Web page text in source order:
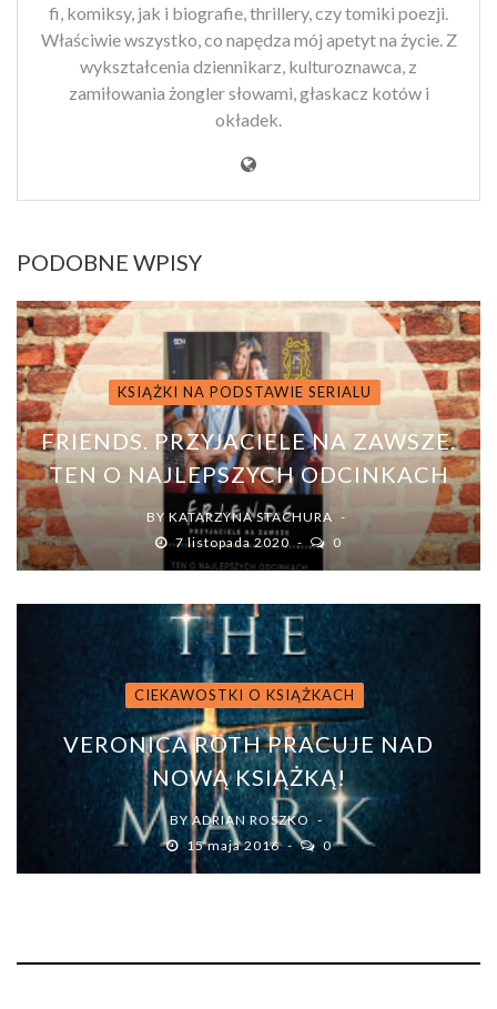
fi, komiksy, jak i biografie, thrillery, czy tomiki poezji.
Właściwie wszystko, co napędza mój apetyt na życie. Z
wykształcenia dziennikarz, kulturoznawca, z
zamiłowania żongler słowami, głaskacz kotów i
okładek.
PODOBNE WPISY
KSIĄŻKI NA PODSTAWIE SERIALU
FRIENDS. PRZYJACIELE NA ZAWSZE.
TEN O NAJLEPSZYCH ODCINKACH
BY KATARZYNA STACHURA
7 listopada 2020
0
CIEKAWOSTKI O KSIĄŻKACH
VERONICA ROTH PRACUJE NAD
NOWĄ KSIĄŻKĄ!
BYADRIAN ROSZKO
15 maja 2016
0